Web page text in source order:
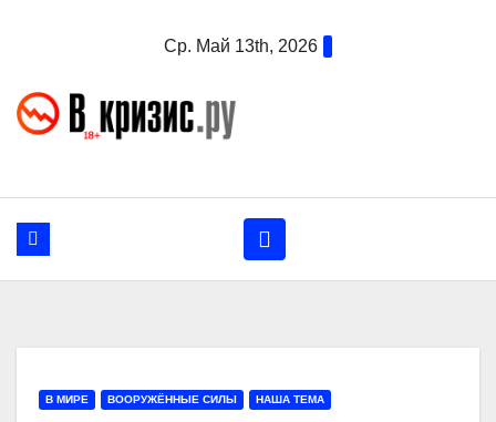
Ср. Май 13th, 2026
В МИРЕ ВООРУЖЁННЫЕ СИЛЫ НАША ТЕМА